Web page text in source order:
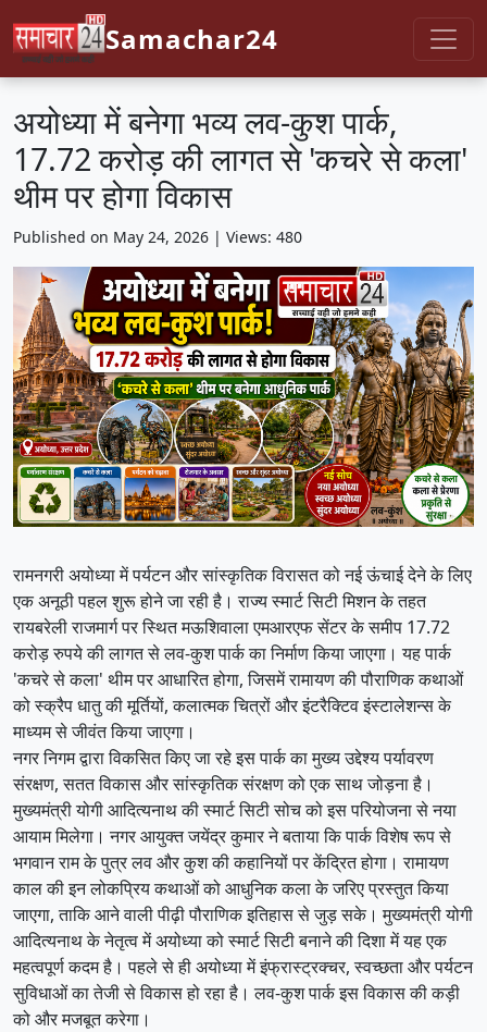
Samachar24
अयोध्या में बनेगा भव्य लव-कुश पार्क,
17.72 करोड़ की लागत से 'कचरे से कला'
थीम पर होगा विकास
Published on May 24, 2026 | Views: 480
रामनगरी अयोध्या में पर्यटन और सांस्कृतिक विरासत को नई ऊंचाई देने के लिए
एक अनूठी पहल शुरू होने जा रही है। राज्य स्मार्ट सिटी मिशन के तहत
रायबरेली राजमार्ग पर स्थित मऊशिवाला एमआरएफ सेंटर के समीप 17.72
करोड़ रुपये की लागत से लव-कुश पार्क का निर्माण किया जाएगा। यह पार्क
'कचरे से कला' थीम पर आधारित होगा, जिसमें रामायण की पौराणिक कथाओं
को स्क्रैप धातु की मूर्तियों, कलात्मक चित्रों और इंटरैक्टिव इंस्टालेशन्स के
माध्यम से जीवंत किया जाएगा।
नगर निगम द्वारा विकसित किए जा रहे इस पार्क का मुख्य उद्देश्य पर्यावरण
संरक्षण, सतत विकास और सांस्कृतिक संरक्षण को एक साथ जोड़ना है।
मुख्यमंत्री योगी आदित्यनाथ की स्मार्ट सिटी सोच को इस परियोजना से नया
आयाम मिलेगा। नगर आयुक्त जयेंद्र कुमार ने बताया कि पार्क विशेष रूप से
भगवान राम के पुत्र लव और कुश की कहानियों पर केंद्रित होगा। रामायण
काल की इन लोकप्रिय कथाओं को आधुनिक कला के जरिए प्रस्तुत किया
जाएगा, ताकि आने वाली पीढ़ी पौराणिक इतिहास से जुड़ सके। मुख्यमंत्री योगी
आदित्यनाथ के नेतृत्व में अयोध्या को स्मार्ट सिटी बनाने की दिशा में यह एक
महत्वपूर्ण कदम है। पहले से ही अयोध्या में इंफ्रास्ट्रक्चर, स्वच्छता और पर्यटन
सुविधाओं का तेजी से विकास हो रहा है। लव-कुश पार्क इस विकास की कड़ी
को और मजबूत करेगा।